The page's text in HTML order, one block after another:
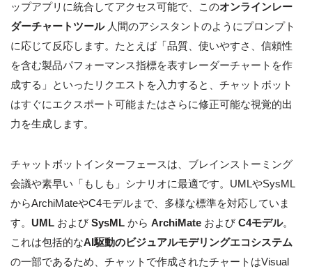
ップアプリに統合してアクセス可能で、このオンラインレー
ダーチャートツール人間のアシスタントのようにプロンプト
に応じて反応します。たとえば「品質、使いやすさ、信頼性
を含む製品パフォーマンス指標を表すレーダーチャートを作
成する」といったリクエストを入力すると、チャットボット
はすぐにエクスポート可能またはさらに修正可能な視覚的出
力を生成します。
チャットボットインターフェースは、ブレインストーミング
会議や素早い「もしも」シナリオに最適です。UMLやSysML
からArchiMateやC4モデルまで、多様な標準を対応していま
す。 UML および SysML から ArchiMate および C4モデル。
これは包括的なAI駆動のビジュアルモデリングエコシステム
の一部であるため、チャットで作成されたチャートはVisual